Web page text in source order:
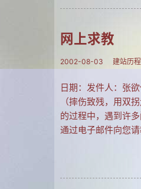
网上求教
2002-08-03 建站历程
日期：发件人：张
（摔伤致残，用双
的过程中，遇到许
通过电子邮件向您